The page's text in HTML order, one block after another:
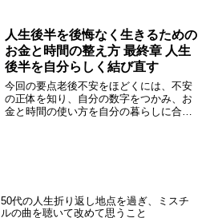
人や変化を嫌う管理職など、仕事意欲は
低いのに高給取りの...
人生後半を後悔なく生きるための
お金と時間の整え方 最終章 人生
後半を自分らしく結び直す
今回の要点老後不安をほどくには、不安
の正体を知り、自分の数字をつかみ、お
金と時間の使い方を自分の暮らしに合わ
50代の人生折り返し地点を過ぎ、ミスチ
ルの曲を聴いて改めて思うこと